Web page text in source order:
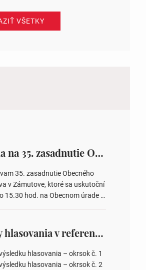
VŠETKY
Pozvánka na 35. zasadnutie OZ v Zámutove
35. zasadnutie Obecného
v Zámutove, ktoré sa uskutoční
15.30 hod. na Obecnom úrade v
3. Určenie volebných
voľby poslancov obecných
počtu poslancov obecných
v nich 4. Schválenie odpredaja
Výsledky hlasovania v referende 2026
hlasovania – okrsok č. 1
hlasovania – okrsok č. 2